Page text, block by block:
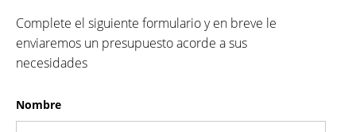
Complete el siguiente formulario y en breve le
enviaremos un presupuesto acorde a sus
necesidades
Nombre